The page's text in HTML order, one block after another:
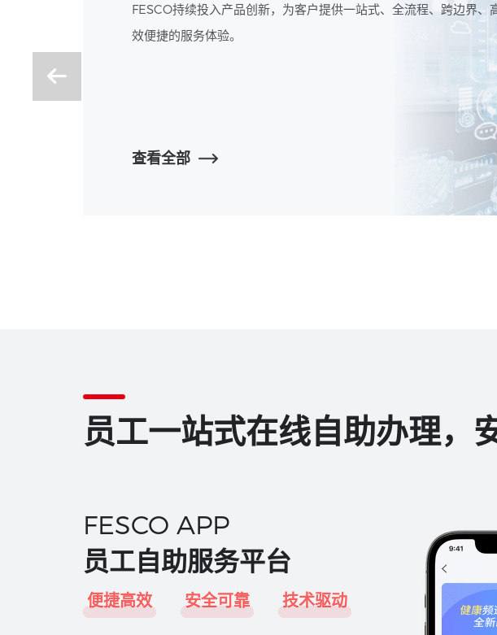
FESCO持续投入产品创新，为客户提供一站式、全流程、跨边界、
效便捷的服务体验。
查看全部
员工一站式在线自助办理，
FESCO APP
员工自助服务平台
便捷高效 安全可靠 技术驱动